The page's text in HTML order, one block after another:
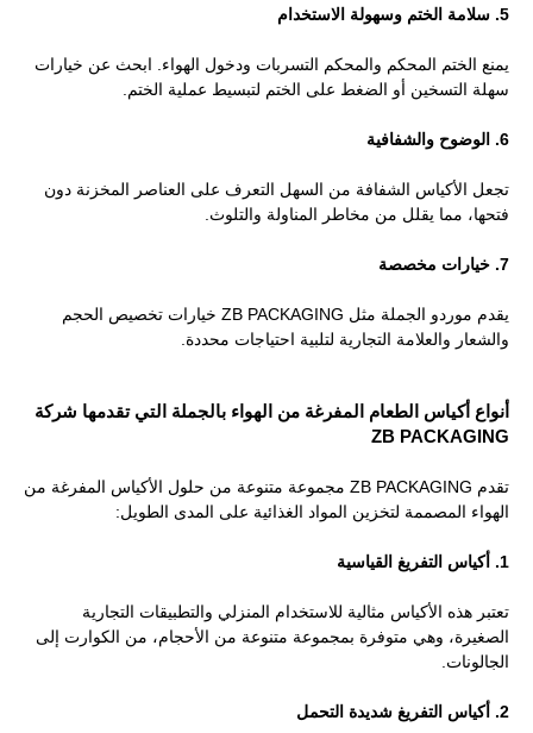
5. سلامة الختم وسهولة الاستخدام
يمنع الختم المحكم والمحكم التسربات ودخول الهواء. ابحث عن خيارات
سهلة التسخين أو الضغط على الختم لتبسيط عملية الختم.
6. الوضوح والشفافية
تجعل الأكياس الشفافة من السهل التعرف على العناصر المخزنة دون
فتحها، مما يقلل من مخاطر المناولة والتلوث.
7. خيارات مخصصة
يقدم موردو الجملة مثل ZB PACKAGING خيارات تخصيص الحجم
والشعار والعلامة التجارية لتلبية احتياجات محددة.
أنواع أكياس الطعام المفرغة من الهواء بالجملة التي تقدمها شركة
ZB PACKAGING
تقدم ZB PACKAGING مجموعة متنوعة من حلول الأكياس المفرغة من
الهواء المصممة لتخزين المواد الغذائية على المدى الطويل:
1. أكياس التفريغ القياسية
تعتبر هذه الأكياس مثالية للاستخدام المنزلي والتطبيقات التجارية
الصغيرة، وهي متوفرة بمجموعة متنوعة من الأحجام، من الكوارت إلى
الجالونات.
2. أكياس التفريغ شديدة التحمل